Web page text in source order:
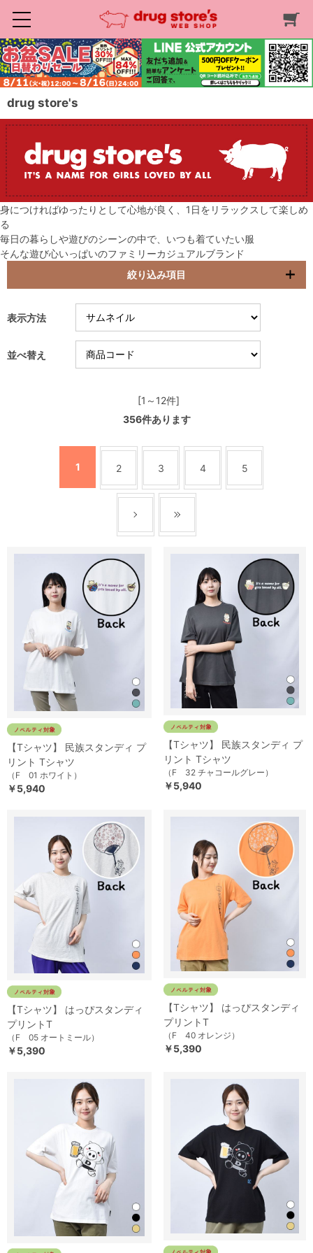
drug store's
身につければゆったりとして心地が良く、1日をリラックスして楽しめ
る
毎日の暮らしや遊びのシーンの中で、いつも着ていたい服
そんな遊び心いっぱいのファミリーカジュアルブランド
絞り込み項目
表示方法
並べ替え
[1～12件]
356件あります
1 2 3 4 5
【Tシャツ】 民族スタンディ プ
リント Tシャツ
（F 01 ホワイト）
￥5,940
【Tシャツ】 民族スタンディ プ
リント Tシャツ
（F 32 チャコールグレー）
￥5,940
【Tシャツ】 はっぴスタンディ
プリントT
（F 05 オートミール）
￥5,390
【Tシャツ】 はっぴスタンディ
プリントT
（F 40 オレンジ）
￥5,390